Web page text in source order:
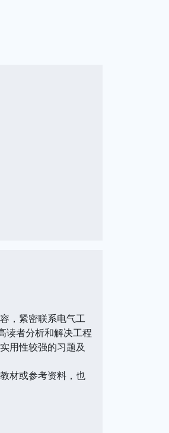
，紧密联系电气工
读者分析和解决工程
用性较强的习题及
材或参考资料，也